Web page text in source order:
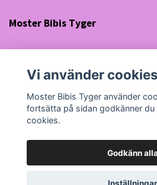
Moster Bibis Tyger
Org nr: 630910-5945
© 2026 Moster Bibis Tyger
Vi använder cookies
Moster Bibis Tyger använder
fortsätta på sidan godkänner du
cookies.
Godkänn alla